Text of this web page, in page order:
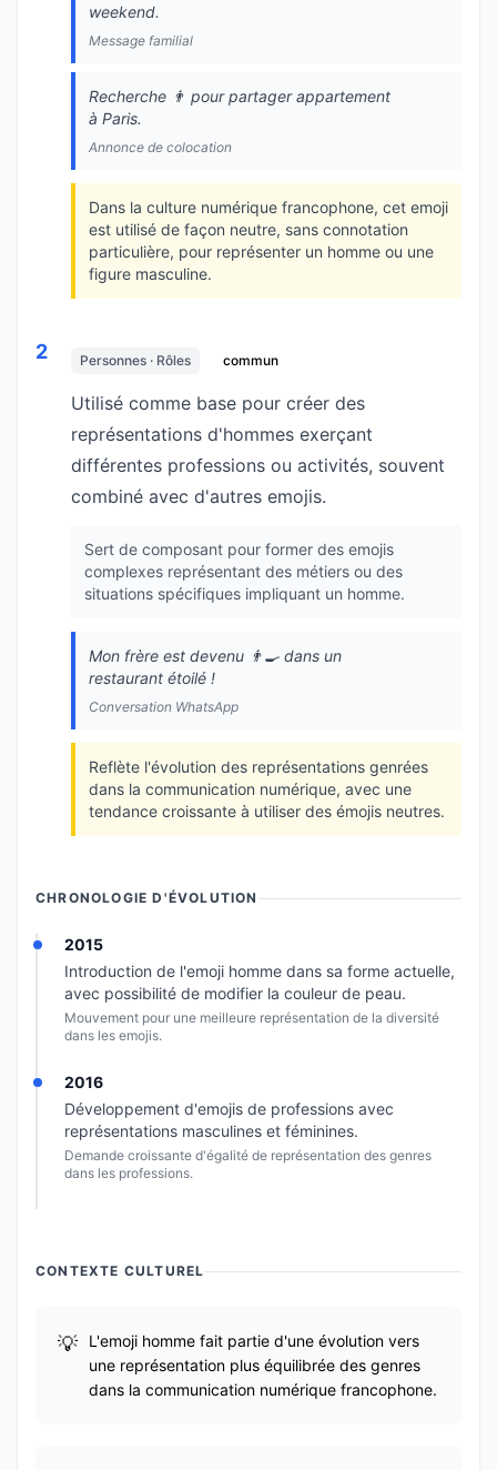
weekend.
Message familial
Recherche 👨 pour partager appartement
à Paris.
Annonce de colocation
Dans la culture numérique francophone, cet emoji
est utilisé de façon neutre, sans connotation
particulière, pour représenter un homme ou une
figure masculine.
2 Personnes · Rôles commun
Utilisé comme base pour créer des
représentations d'hommes exerçant
différentes professions ou activités, souvent
combiné avec d'autres emojis.
Sert de composant pour former des emojis
complexes représentant des métiers ou des
situations spécifiques impliquant un homme.
Mon frère est devenu 👨‍🍳 dans un
restaurant étoilé !
Conversation WhatsApp
Reflète l'évolution des représentations genrées
dans la communication numérique, avec une
tendance croissante à utiliser des émojis neutres.
CHRONOLOGIE D'ÉVOLUTION
2015
Introduction de l'emoji homme dans sa forme actuelle,
avec possibilité de modifier la couleur de peau.
Mouvement pour une meilleure représentation de la diversité
dans les emojis.
2016
Développement d'emojis de professions avec
représentations masculines et féminines.
Demande croissante d'égalité de représentation des genres
dans les professions.
CONTEXTE CULTUREL
L'emoji homme fait partie d'une évolution vers
une représentation plus équilibrée des genres
dans la communication numérique francophone.